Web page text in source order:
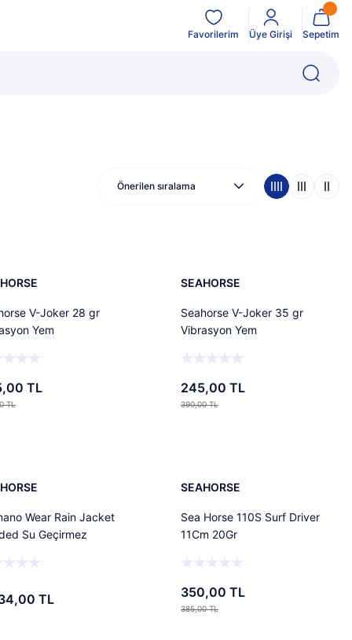
Favorilerim Üye Girişi Sepetim
V-Joker 28 gr
Yem
TL
TL
SEAHORSE
Seahorse V-Joker 35 gr
Vibrasyon Yem
245,00 TL
390,00 TL
Wear Rain Jacket
Su Geçirmez
TL
SEAHORSE
Sea Horse 110S Surf Driver
11Cm 20Gr
350,00 TL
385,00 TL